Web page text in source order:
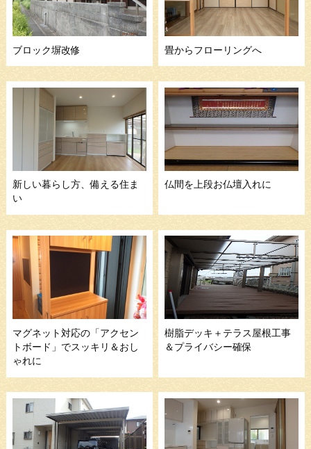
ブロック塀改修 畳からフローリングへ
新しい暮らし方、備える住ま
い
仏間を上段お仏壇入れに
マグネット対応の「アクセン
トボード」でスッキリ＆おし
ゃれに
樹脂デッキ＋テラス屋根工事
＆プライバシー確保